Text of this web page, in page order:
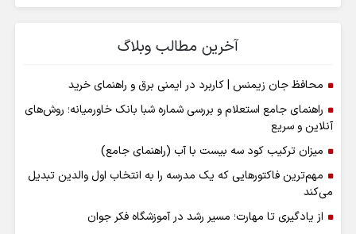
آخرین مطالب وبلاگ
محافظ جان زیمنس | کاربرد در ایمنی برق و راهنمای خرید
راهنمای جامع استعلام و بررسی شماره شبا بانک خاورمیانه؛ روش‌های
آنلاین و سریع
میزان ترکیب کود سه بیست با آب (راهنمای جامع)
مهم‌ترین فاکتورهایی که یک مدرسه را به انتخاب اول والدین تبدیل
می‌کند
از یادگیری تا مهارت؛ مسیر رشد در آموزشگاه فکر جوان